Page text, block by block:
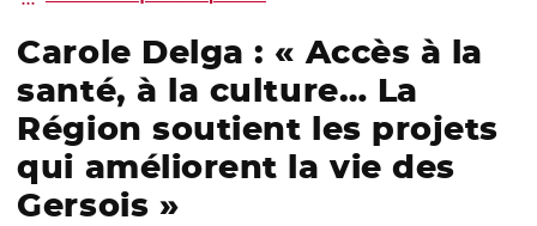
Carole Delga : « Accès à la
santé, à la culture… La
Région soutient les projets
qui améliorent la vie des
Gersois »